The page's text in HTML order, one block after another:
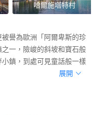
哈爾施塔特村
譽為歐洲「阿爾卑斯的珍
一，險峻的斜坡和寶石般
鎮，到處可見童話般一樣
展開